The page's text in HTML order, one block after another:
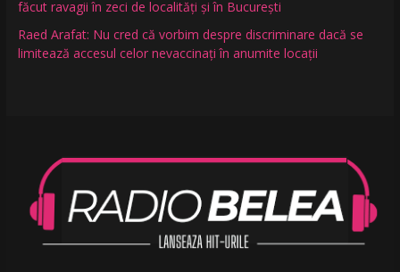
făcut ravagii în zeci de localități și în București
Raed Arafat: Nu cred că vorbim despre discriminare dacă se
limitează accesul celor nevaccinați în anumite locații